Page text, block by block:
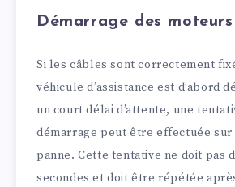
Démarrage des moteurs
Si les câbles sont correctement
véhicule d’assistance est d’abord
un court délai d’attente, une
démarrage peut être effectuée
panne. Cette tentative ne doit pas
secondes et doit être répétée